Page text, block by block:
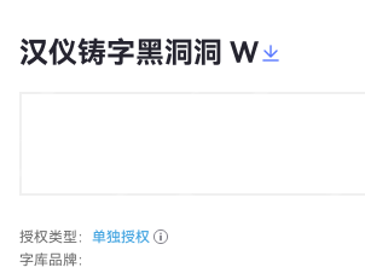
汉仪铸字黑洞洞 W
授权类型： 单独授权
字库品牌：